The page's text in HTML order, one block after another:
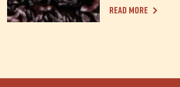
Read more